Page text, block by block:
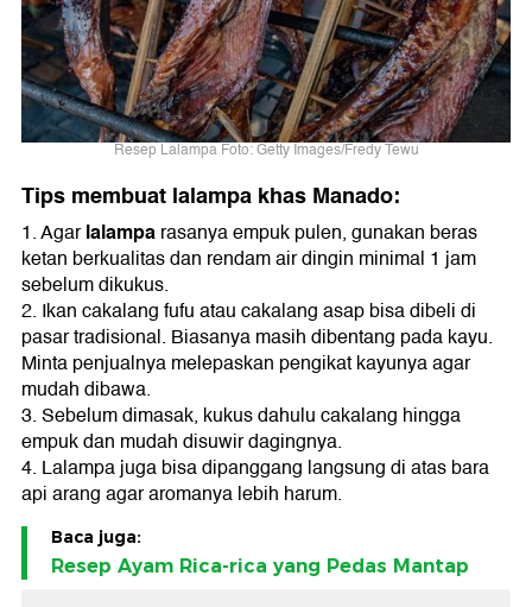
Resep Lalampa Foto: Getty Images/Fredy Tewu
Tips membuat lalampa khas Manado:
1. Agarlalamparasanya empuk pulen, gunakan beras
ketan berkualitas dan rendam air dingin minimal 1 jam
sebelum dikukus.
2. Ikan cakalang fufu atau cakalang asap bisa dibeli di
pasar tradisional. Biasanya masih dibentang pada kayu.
Minta penjualnya melepaskan pengikat kayunya agar
mudah dibawa.
3. Sebelum dimasak, kukus dahulu cakalang hingga
empuk dan mudah disuwir dagingnya.
4. Lalampa juga bisa dipanggang langsung di atas bara
api arang agar aromanya lebih harum.
Baca juga:
Resep Ayam Rica-rica yang Pedas Mantap